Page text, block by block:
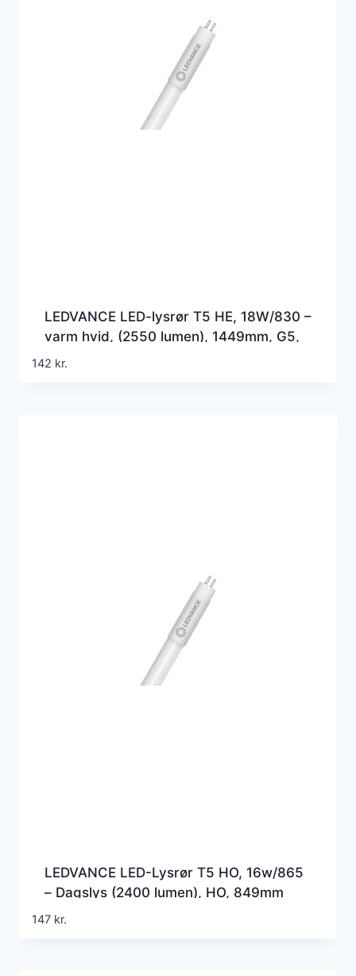
LEDVANCE LED-lysrør T5 HE, 18W/830 –
varm hvid, (2550 lumen), 1449mm, G5,
(Erstatter 35w), 230 volt direct wire
142 kr.
LEDVANCE LED-Lysrør T5 HO, 16w/865
– Dagslys (2400 lumen), HO, 849mm
(=39w), 230v direct wire
147 kr.